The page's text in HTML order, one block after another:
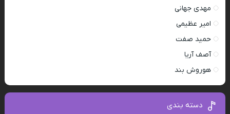
مهدی جهانی
امیر عظیمی
حمید صفت
آصف آریا
هوروش بند
دسته بندی